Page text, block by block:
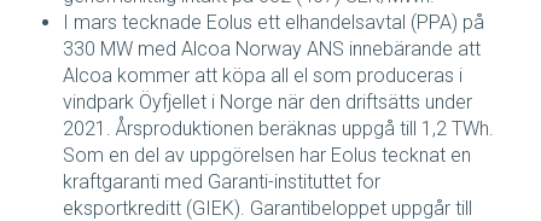
I mars tecknade Eolus ett elhandelsavtal (PPA) på
330 MW med Alcoa Norway ANS innebärande att
Alcoa kommer att köpa all el som produceras i
vindpark Öyfjellet i Norge när den driftsätts under
2021. Årsproduktionen beräknas uppgå till 1,2 TWh.
Som en del av uppgörelsen har Eolus tecknat en
kraftgaranti med Garanti-instituttet for
eksportkreditt (GIEK). Garantibeloppet uppgår till